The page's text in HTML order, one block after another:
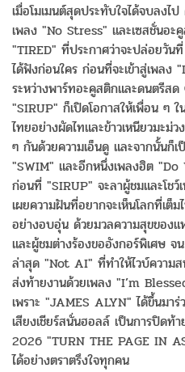
เมื่อโมเมนต์สุดประทับใจได้จบลง
เพลง "No Stress" และเซสชั่นอะ
"TIRED" ที่ประกาศว่าจะปล่อยวั
ได้ฟังก่อนใคร ก่อนที่จะเข้าสู่เพลง
ระหว่างพาร์ทอะคูสติกและดนตรีส
"SIRUP" ก็เปิดโอกาสให้เพื่อน ๆ
ไทยอย่างผัดไทและข้าวเหนียวมะม่
ๆ กันด้วยความเอ็นดู และจากนั้นก็เ
"SWIM" และอีกหนึ่งเพลงฮิต "Do
ก่อนที่ "SIRUP" จะลาผู้ชมและโช
เผยความฝันที่อยากจะเห็นโลกที่เต็
อย่างอบอุ่น ด้วยมวลความสุขของ
และผู้ชมต่างร้องขออังกอร์พิเศษ
ล่าสุด "Not AI" ที่ทำให้ไวบ์ความ
ส่งท้ายงานด้วยเพลง "I’m
เพราะ "JAMES ALYN" ได้ขึ้นมา
เสียงเชียร์สนั่นฮอลล์ เป็นการปิดท้
2026 "TURN THE PAGE IN
ได้อย่างตราตรึงใจทุกคน